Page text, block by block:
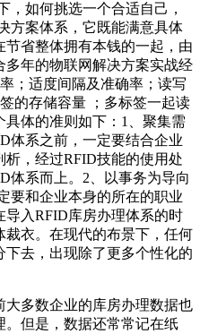
如何挑选一个合适自己，
方案体系，它既能满意具体
省整体拥有本钱的一起，由
年的物联网解决方案实战经
；适度间隔及准确率；读写
的存储容量 ；多标签一起读
体的准则如下：1、聚集需
体系之前，一定要结合企业
，经过RFID技能的使用处
体系而上。2、以事务为导向
要和企业本身的所在的职业
导入RFID库房办理体系的时
衣。在现代的布景下，任何
去，出现除了更多个性化的
多数企业的库房办理数据也
但是，数据还常常记在纸